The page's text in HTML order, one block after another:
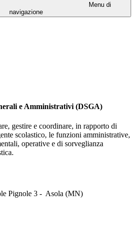
Menu di
navigazione
e Amministrativi (DSGA)
gestire e coordinare, in rapporto di
scolastico, le funzioni amministrative,
operative e di sorveglianza
Pignole 3 - Asola (MN)